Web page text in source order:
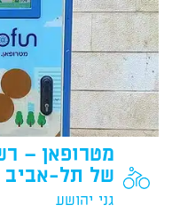
מטרופאן –
של תל-אביב
גני יהושע